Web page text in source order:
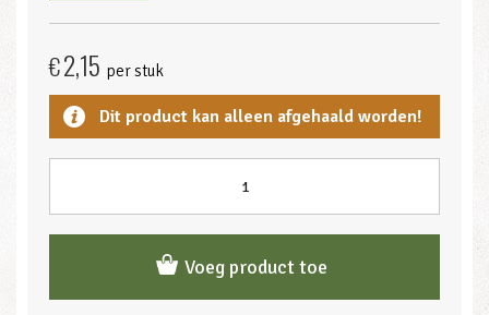
€2,15 per stuk
Dit product kan alleen afgehaald worden!
Voeg product toe